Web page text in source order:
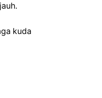
kuda